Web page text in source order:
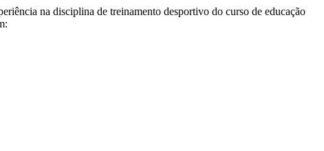
na disciplina de treinamento desportivo do curso de educação